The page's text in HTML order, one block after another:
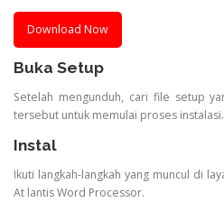
Download Now
Buka Setup
Setelah mengunduh, cari file setup
tersebut untuk memulai proses instalasi.
Instal
Ikuti langkah-langkah yang muncul di
At lantis Word Processor.